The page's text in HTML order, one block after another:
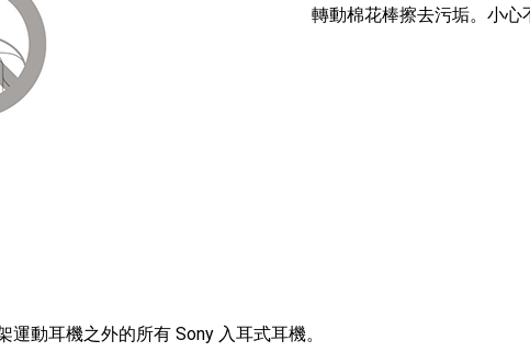
轉動棉花棒擦去污垢。小心
運動耳機之外的所有 Sony 入耳式耳機。